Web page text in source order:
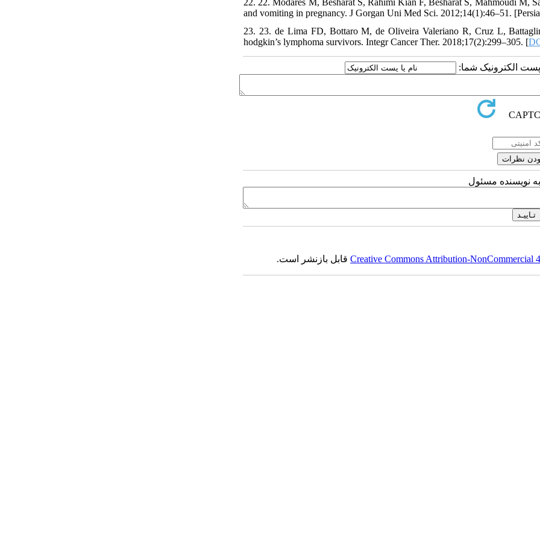
and vomiting in pregnancy. J Gorgan Uni Med Sci. 2012;14(1):46–51.
23. 23. de Lima FD, Bottaro M, de Oliveira Valeriano R, Cruz L,
hodgkin’s lymphoma survivors. Integr Cancer Ther. 2018;17(2):299–305. [
پست الکترونیک شما:
نویسنده مسئول
Creative Commons Attribution-NonCommercialقابل بازنشر است.